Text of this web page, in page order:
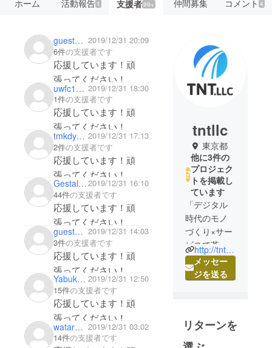
ホーム 活動報告 1 支援者99+ 仲間募集 コメント 4
guest5516b3940f74 2019/12/31 20:09
6件の支援者です
応援しています！頑
張ってください！
uwfc1113 2019/12/31 18:30
1件の支援者です
応援しています！頑
張ってください！
tmkdy2010 2019/12/31 17:13
2件の支援者です
応援しています！頑
張ってください！
Gestalt Prayer2019/12/31 16:10
44件の支援者です
応援しています！頑
張ってください！
guest5255631a65 2019/12/31 14:03
3件の支援者です
応援しています！頑
張ってください！
Yabukami 2019/12/31 12:50
15件の支援者です
応援しています！頑
張ってください！
wataru18 2019/12/31 03:02
14件の支援者です
tntllc
東京都
他に3件の
プロジェク
トを掲載し
ています
「デジタル
時代のモノ
づくり×サー
ビスで革新
的な未来を
創造」を
る様々な課
題や悩みに
http://tnt.co.jp
メッセー
ジを送る
リターンを